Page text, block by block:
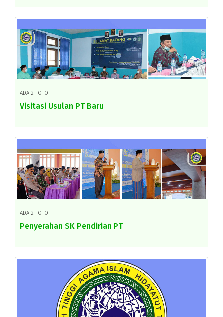
ADA 2 FOTO
Visitasi Usulan PT Baru
ADA 2 FOTO
Penyerahan SK Pendirian PT